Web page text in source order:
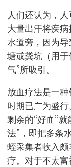
人们还认为，
大量出汗将疾
水道旁，因为
塘或粪坑（用
气”所吸引。
放血疗法是一
时期已广为盛行
剩余的“好血”
法”，即把多条
蛭采集者收入
疗。对于不太